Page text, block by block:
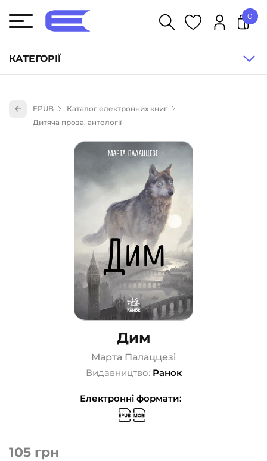
КАТЕГОРІЇ
Книги для дітей (835)
Науково-популярна література (1015)
Навчальна література та посібники (527)
Енциклопедії, довідники, словники (55)
Подарункові сертифікати (1)
0
EPUB
Каталог електронних книг
Дитяча проза, антології
Дим
Марта Палаццезі
Видавництво: Ранок
Електронні формати:
105 грн